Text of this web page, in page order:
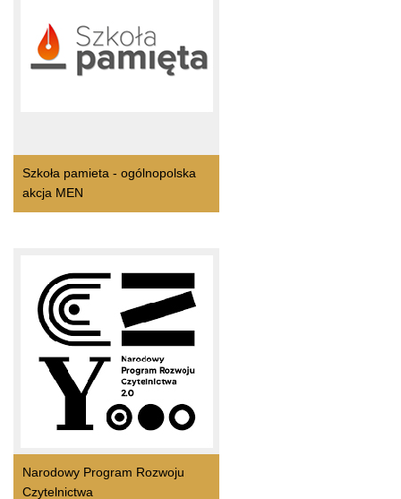
Szkoła pamieta - ogólnopolska
akcja MEN
Narodowy Program Rozwoju
Czytelnictwa